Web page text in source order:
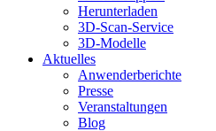
Herunterladen
3D-Scan-Service
3D-Modelle
Aktuelles
Anwenderberichte
Presse
Veranstaltungen
Blog